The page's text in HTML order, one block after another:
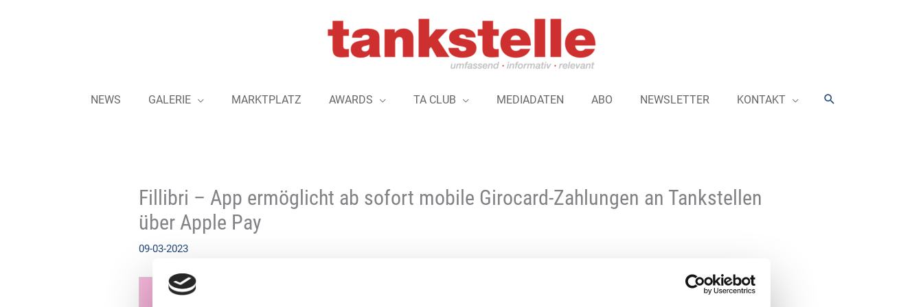
NEWS GALERIE MARKTPLATZ AWARDS TA CLUB MEDIADATEN ABO NEWSLETTER KONTAKT Suchen
Fillibri – App ermöglicht ab sofort mobile Girocard-Zahlungen an Tankstellen
über Apple Pay
09-03-2023
Digitales Bezahlen gewinnt in der Mobilitätsbranche zunehmend an